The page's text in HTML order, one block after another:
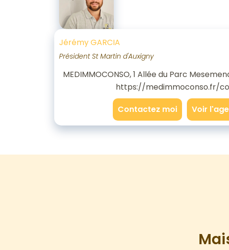
Jérémy GARCIA
Président St Martin d'Auxigny
MEDIMMOCONSO, 1 Allée du Parc
https://medimmoconso.fr/
Contactez moi
Voir